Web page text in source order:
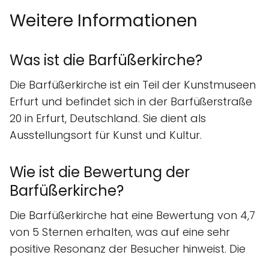
Weitere Informationen
Was ist die Barfüßerkirche?
Die Barfüßerkirche ist ein Teil der Kunstmuseen
Erfurt und befindet sich in der Barfüßerstraße
20 in Erfurt, Deutschland. Sie dient als
Ausstellungsort für Kunst und Kultur.
Wie ist die Bewertung der
Barfüßerkirche?
Die Barfüßerkirche hat eine Bewertung von 4,7
von 5 Sternen erhalten, was auf eine sehr
positive Resonanz der Besucher hinweist. Die